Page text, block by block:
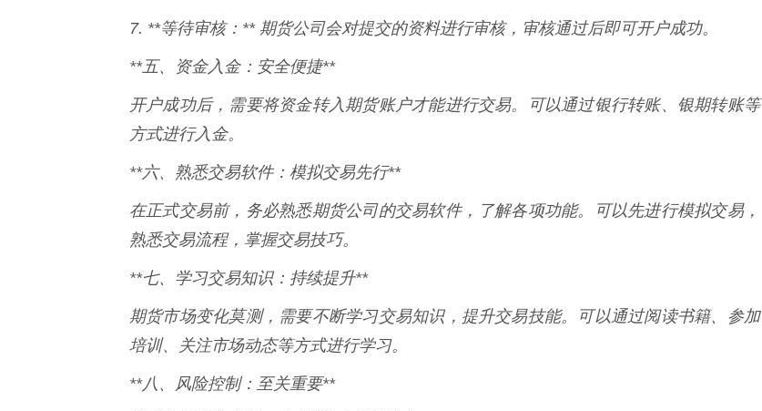
7. **等待审核：** 期货公司会对提交的资料进行审核，审核通过后即可开户成功。
**五、资金入金：安全便捷**
开户成功后，需要将资金转入期货账户才能进行交易。可以通过银行转账、银期转账等
方式进行入金。
**六、熟悉交易软件：模拟交易先行**
在正式交易前，务必熟悉期货公司的交易软件，了解各项功能。可以先进行模拟交易，
熟悉交易流程，掌握交易技巧。
**七、学习交易知识：持续提升**
期货市场变化莫测，需要不断学习交易知识，提升交易技能。可以通过阅读书籍、参加
培训、关注市场动态等方式进行学习。
**八、风险控制：至关重要**